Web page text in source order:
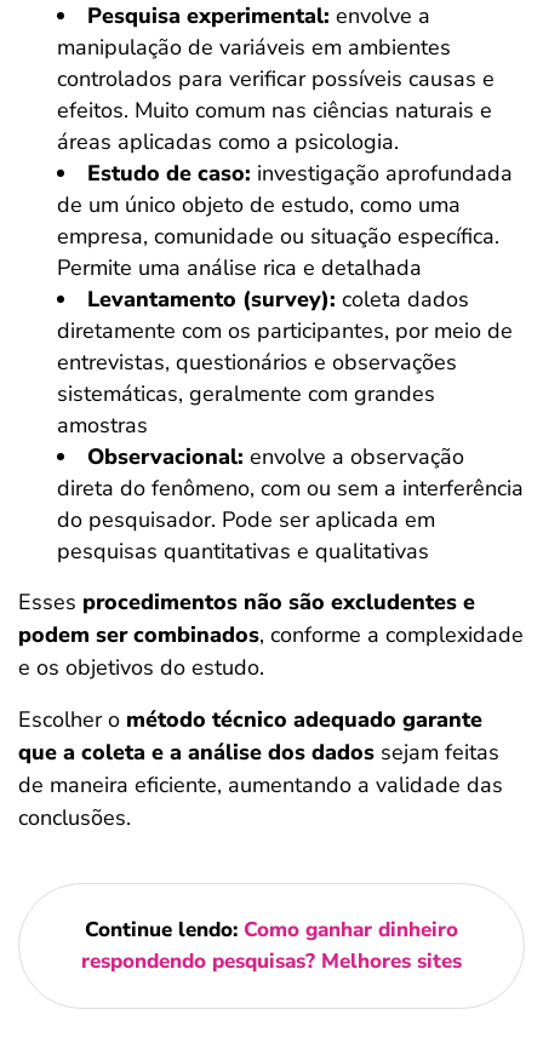
Pesquisa experimental: envolve a
manipulação de variáveis em ambientes
controlados para verificar possíveis causas e
efeitos. Muito comum nas ciências naturais e
áreas aplicadas como a psicologia.
Estudo de caso: investigação aprofundada
de um único objeto de estudo, como uma
empresa, comunidade ou situação específica.
Permite uma análise rica e detalhada
Levantamento (survey): coleta dados
diretamente com os participantes, por meio de
entrevistas, questionários e observações
sistemáticas, geralmente com grandes
amostras
Observacional: envolve a observação
direta do fenômeno, com ou sem a interferência
do pesquisador. Pode ser aplicada em
pesquisas quantitativas e qualitativas
Esses procedimentos não são excludentes e
podem ser combinados, conforme a complexidade
e os objetivos do estudo.
Escolher o método técnico adequado garante
que a coleta e a análise dos dados sejam feitas
de maneira eficiente, aumentando a validade das
conclusões.
Continue lendo: Como ganhar dinheiro
respondendo pesquisas?​ Melhores sites